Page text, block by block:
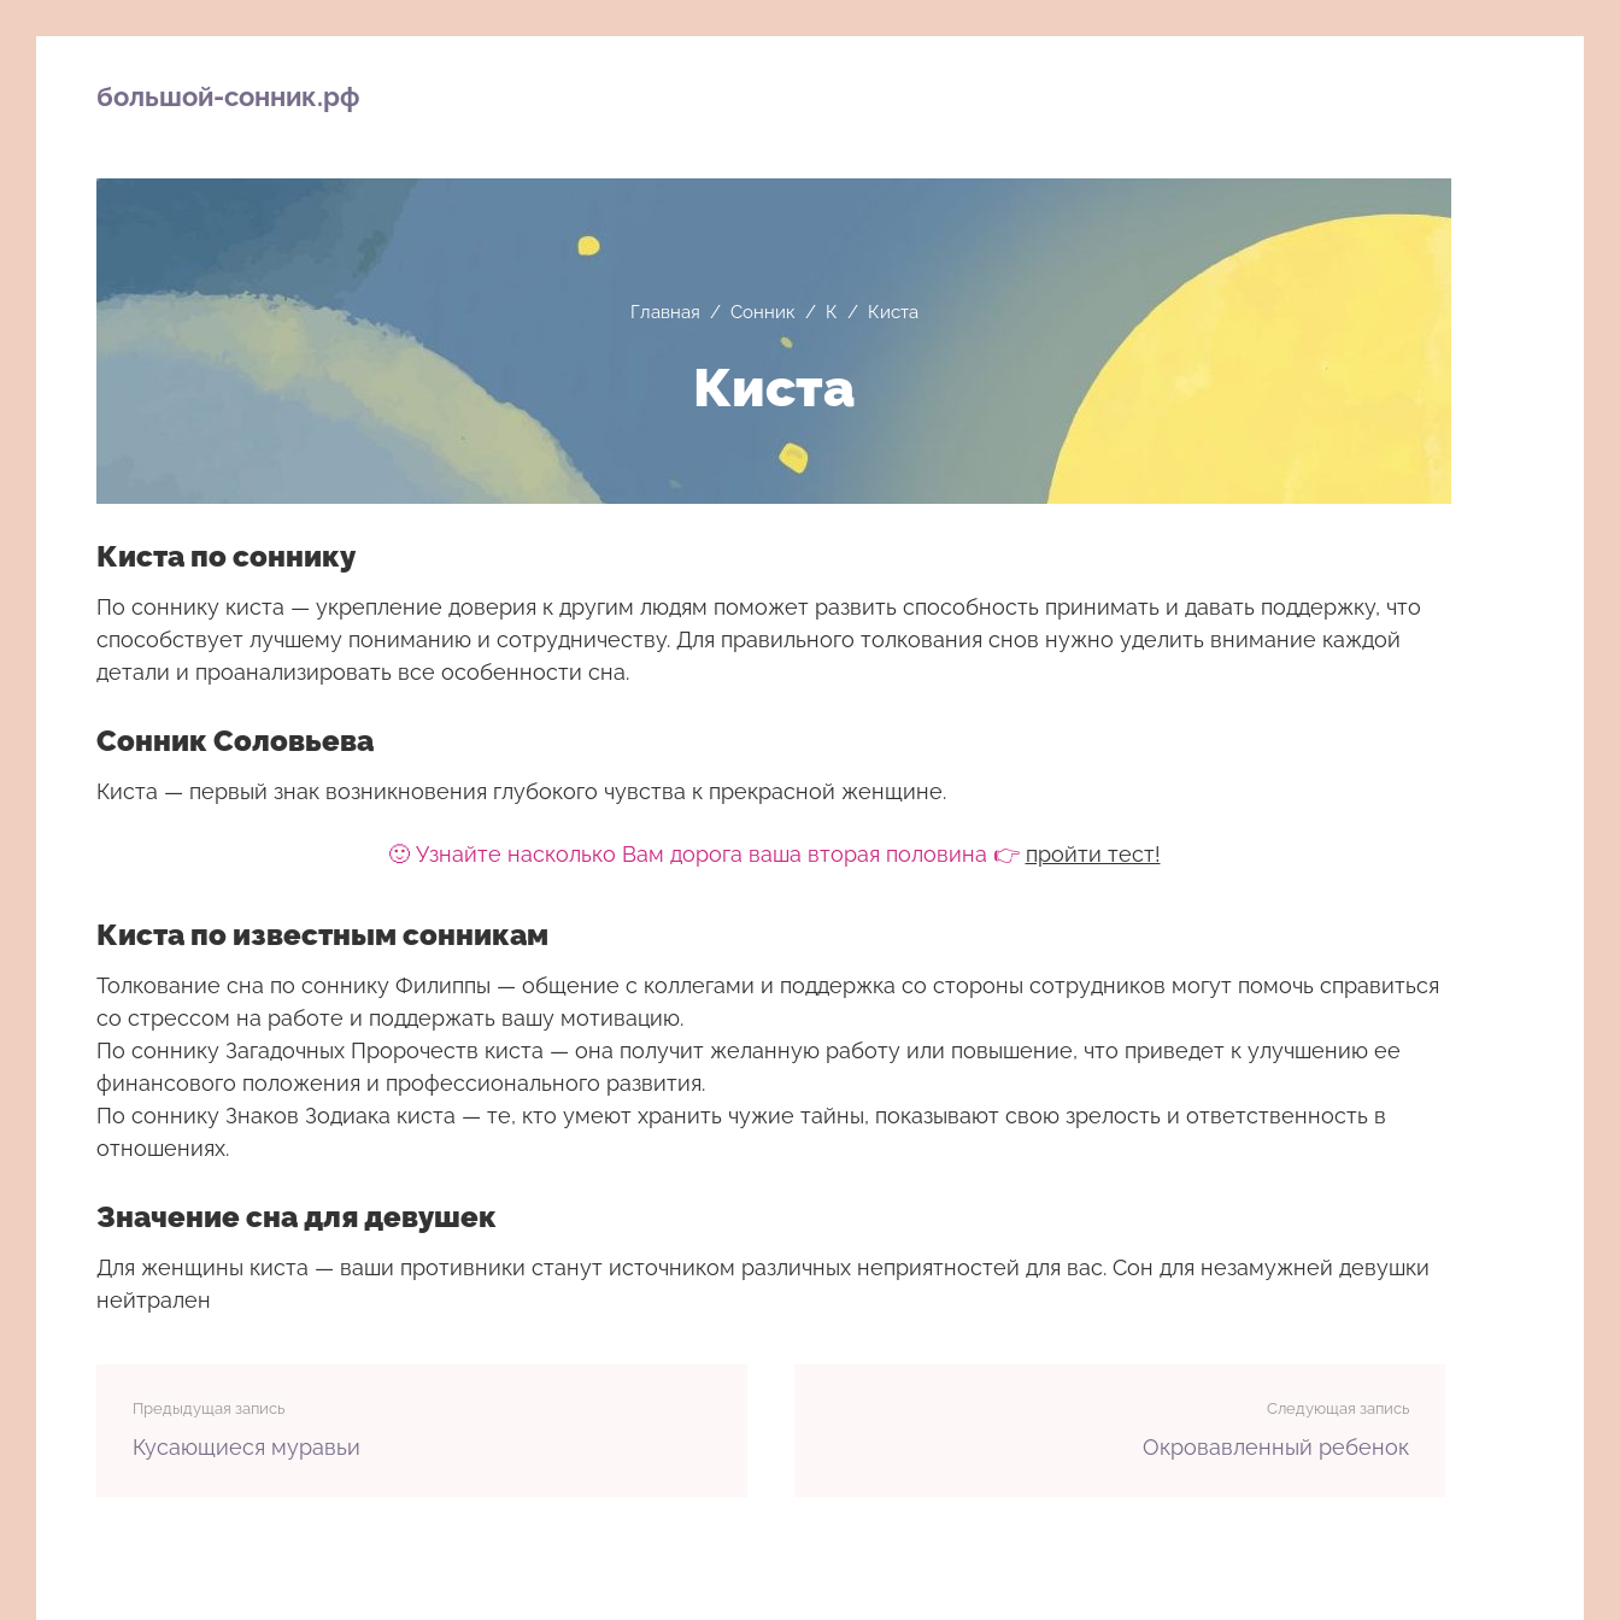
большой-сонник.рф
Главная / Сонник / К / Киста
Киста
Киста по соннику
По соннику киста — укрепление доверия к другим людям поможет развить способность принимать и давать поддержку, что
способствует лучшему пониманию и сотрудничеству. Для правильного толкования снов нужно уделить внимание каждой
детали и проанализировать все особенности сна.
Сонник Соловьева
Киста — первый знак возникновения глубокого чувства к прекрасной женщине.
🙂 Узнайте насколько Вам дорога ваша вторая половина 👉 пройти тест!
Киста по известным сонникам
Толкование сна по соннику Филиппы — общение с коллегами и поддержка со стороны сотрудников могут помочь справиться
со стрессом на работе и поддержать вашу мотивацию.
По соннику Загадочных Пророчеств киста — она получит желанную работу или повышение, что приведет к улучшению ее
финансового положения и профессионального развития.
По соннику Знаков Зодиака киста — те, кто умеют хранить чужие тайны, показывают свою зрелость и ответственность в
отношениях.
Значение сна для девушек
Для женщины киста — ваши противники станут источником различных неприятностей для вас. Сон для незамужней девушки
нейтрален
Предыдущая запись
Кусающиеся муравьи
Следующая запись
Окровавленный ребенок